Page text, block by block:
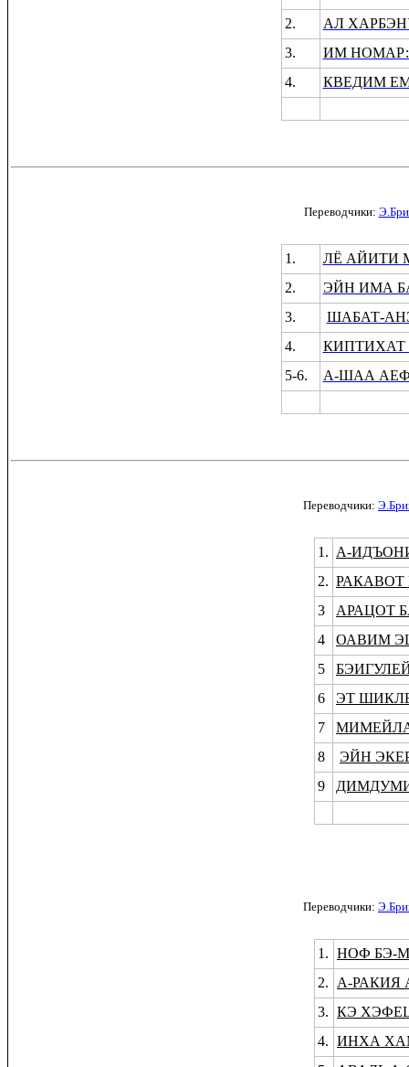
2.
АЛ
3.
ИМ НОМАР:
4.
КВЕДИМ
Переводчики:
1.
ЛЁ АЙИТИ
2.
ЭЙН ИМА
3.
ШАБАТ-
4.
КИПТИХАТ
5-6.
А-ШАА
Переводчики:
1. А-
2. РАКАВОТ
3
АРАЦОТ
4
ОАВИМ
5
6
ЭТ
7
8
ЭЙН
9
Переводчики:
1. НОФ БЭ-
2.
А-РАКИЯ
3. КЭ
4. ИНХА